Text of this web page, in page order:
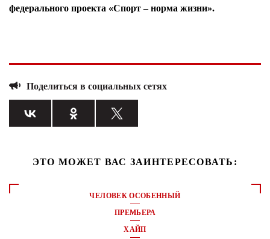
федерального проекта «Спорт – норма жизни».
Поделиться в социальных сетях
ЭТО МОЖЕТ ВАС ЗАИНТЕРЕСОВАТЬ:
ЧЕЛОВЕК ОСОБЕННЫЙ
ПРЕМЬЕРА
ХАЙП